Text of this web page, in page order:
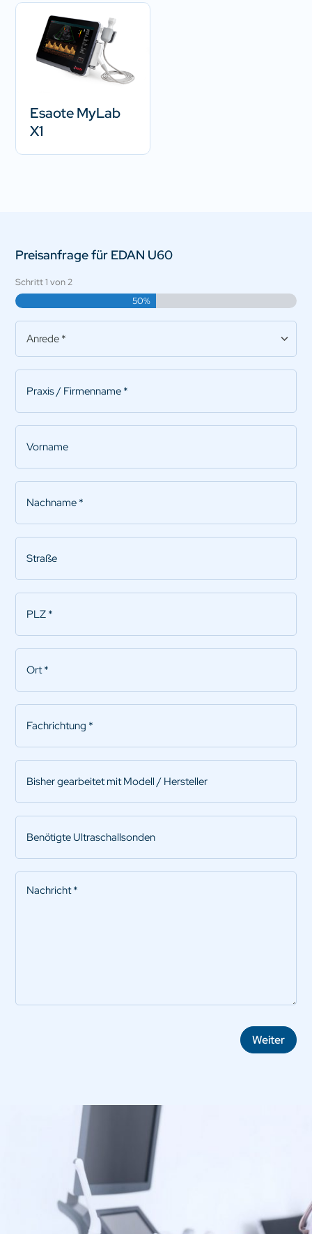
Esaote MyLab
X1
Preisanfrage für EDAN U60
Schritt1 von2
50%
Anrede
Praxis/Firmenname
Vorname
Nachname
Straße
PLZ
Ort
Fachrichtung
Bisher
gearbeitet
mit
Modell
Hersteller
Benötigte
Ultraschallsonden
Nachricht
Weiter